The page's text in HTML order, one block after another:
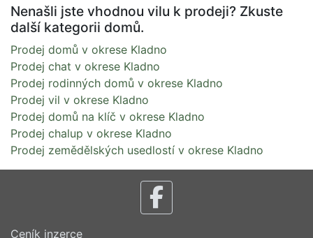
Nenašli jste vhodnou vilu k prodeji? Zkuste
další kategorii domů.
Prodej domů v okrese Kladno
Prodej chat v okrese Kladno
Prodej rodinných domů v okrese Kladno
Prodej vil v okrese Kladno
Prodej domů na klíč v okrese Kladno
Prodej chalup v okrese Kladno
Prodej zemědělských usedlostí v okrese Kladno
Ceník inzerce